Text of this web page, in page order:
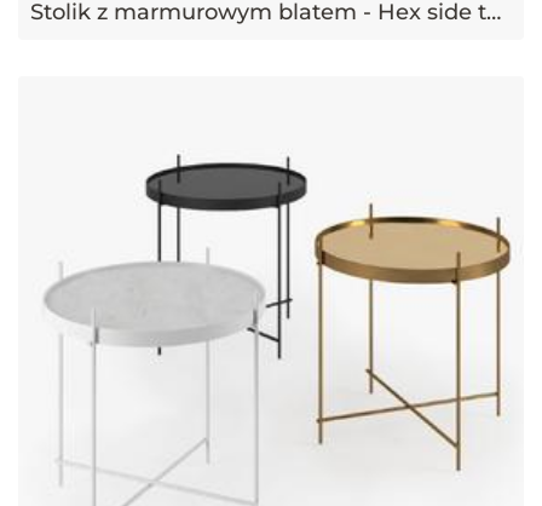
Stolik z marmurowym blatem - Hex side table